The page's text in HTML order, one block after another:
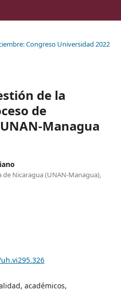
Congreso Universidad 2022
de la
de
Managua
Nicaragua (UNAN-Managua),
académicos,